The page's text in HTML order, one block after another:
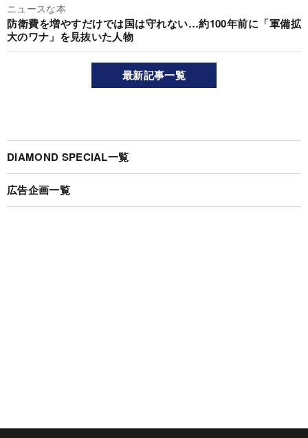
ニュースな本
防衛費を増やすだけでは国は守れない…約100年前に「軍備拡
大のワナ」を見抜いた人物
最新記事一覧
DIAMOND SPECIAL一覧
広告企画一覧